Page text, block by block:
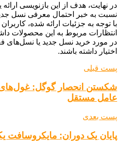
در نهایت، هدف از این بازنویسی
نسبت به خبر احتمال معرفی نسل
با توجه به جزئیات ارائه شده،
انتظارات مربوط به این محصولات
در مورد خرید نسل جدید یا نسل‌های
اختیار داشته باشند.
پست قبلی
شکستن انحصار گوگل: غول‌های
عامل مستقل
پست بعدی
پایان یک دوران: